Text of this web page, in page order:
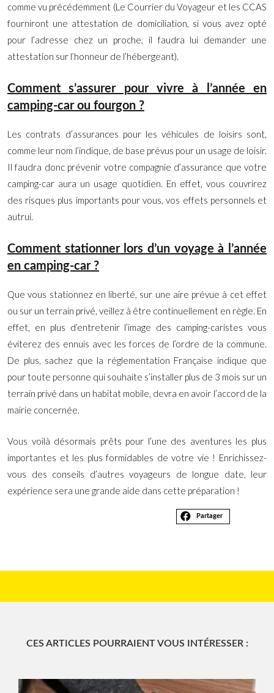
comme vu précédemment (Le Courrier du Voyageur et les CCAS
fourniront une attestation de domiciliation, si vous avez opté
pour l’adresse chez un proche, il faudra lui demander une
attestation sur l’honneur de l’hébergeant).
Comment s’assurer pour vivre à l’année en
camping-car ou fourgon ?
Les contrats d’assurances pour les véhicules de loisirs sont,
comme leur nom l’indique, de base prévus pour un usage de loisir.
Il faudra donc prévenir votre compagnie d’assurance que votre
camping-car aura un usage quotidien. En effet, vous couvrirez
des risques plus importants pour vous, vos effets personnels et
autrui.
Comment stationner lors d’un voyage à l’année
en camping-car ?
Que vous stationnez en liberté, sur une aire prévue à cet effet
ou sur un terrain privé, veillez à être continuellement en règle. En
effet, en plus d’entretenir l’image des camping-caristes vous
éviterez des ennuis avec les forces de l’ordre de la commune.
De plus, sachez que la réglementation Française indique que
pour toute personne qui souhaite s’installer plus de 3 mois sur un
terrain privé dans un habitat mobile, devra en avoir l’accord de la
mairie concernée.
Vous voilà désormais prêts pour l’une des aventures les plus
importantes et les plus formidables de votre vie ! Enrichissez-
vous des conseils d’autres voyageurs de longue date, leur
expérience sera une grande aide dans cette préparation !
Partager
CES ARTICLES POURRAIENT VOUS INTÉRESSER :